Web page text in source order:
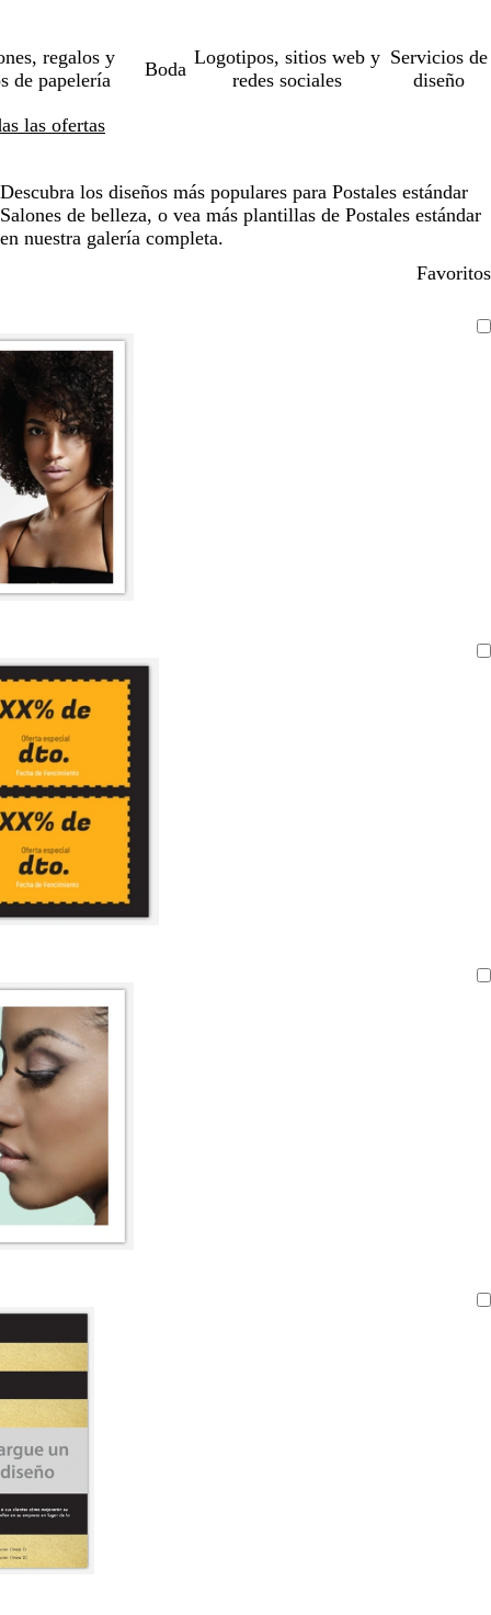
regalos y
de papelería
Boda
Logotipos, sitios web y
redes sociales
Servicios de
diseño
las ofertas
Descubra los diseños más populares para Postales estándar
Salones de belleza, o vea más plantillas de Postales estándar
en nuestra galería completa.
Favoritos